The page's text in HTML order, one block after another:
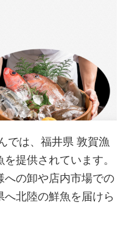
では、福井県 敦賀漁
提供されています。
への卸や店内市場での
北陸の鮮魚を届けら